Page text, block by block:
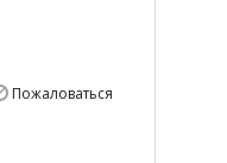
Пожаловаться